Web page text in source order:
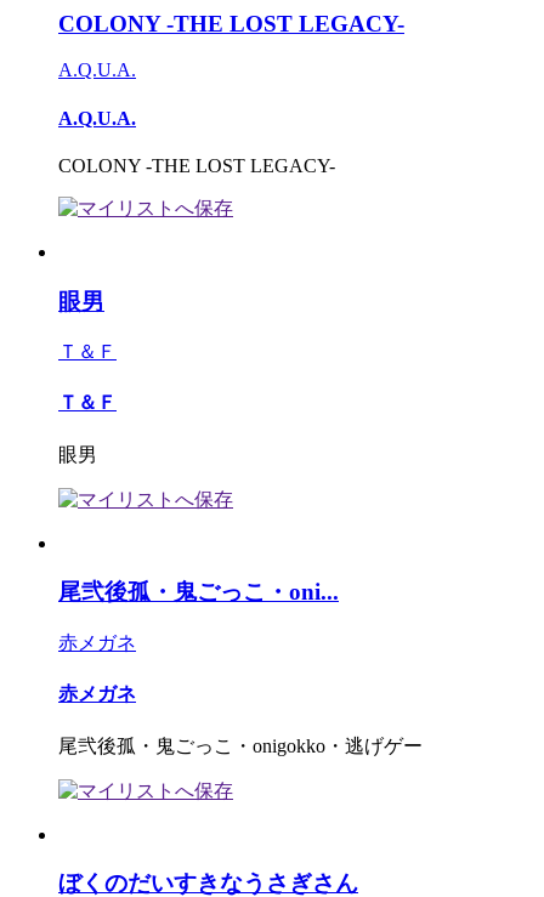
COLONY -THE LOST LEGACY-
A.Q.U.A.
A.Q.U.A.
COLONY -THE LOST LEGACY-
眼男
Ｔ＆Ｆ
Ｔ＆Ｆ
眼男
尾弐後孤・鬼ごっこ・oni...
赤メガネ
赤メガネ
尾弐後孤・鬼ごっこ・onigokko・逃げゲー
ぼくのだいすきなうさぎさん